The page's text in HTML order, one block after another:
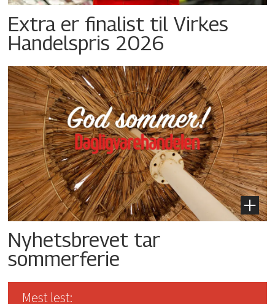
Extra er finalist til Virkes
Handelspris 2026
Nyhetsbrevet tar
sommerferie
Mest lest: